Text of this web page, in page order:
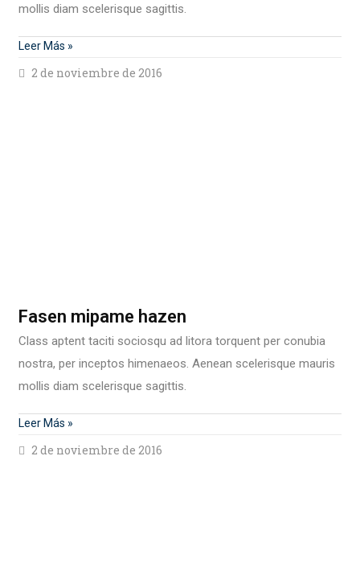
mollis diam scelerisque sagittis.
Leer Más »
2 de noviembre de 2016
Fasen mipame hazen
Class aptent taciti sociosqu ad litora torquent per conubia
nostra, per inceptos himenaeos. Aenean scelerisque mauris
mollis diam scelerisque sagittis.
Leer Más »
2 de noviembre de 2016